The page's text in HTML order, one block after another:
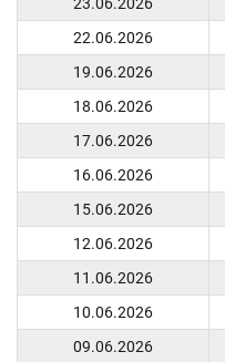
22.06.2026
19.06.2026
18.06.2026
17.06.2026
16.06.2026
15.06.2026
12.06.2026
11.06.2026
10.06.2026
09.06.2026